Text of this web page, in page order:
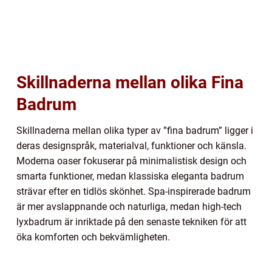
Skillnaderna mellan olika Fina
Badrum
Skillnaderna mellan olika typer av ”fina badrum” ligger i
deras designspråk, materialval, funktioner och känsla.
Moderna oaser fokuserar på minimalistisk design och
smarta funktioner, medan klassiska eleganta badrum
strävar efter en tidlös skönhet. Spa-inspirerade badrum
är mer avslappnande och naturliga, medan high-tech
lyxbadrum är inriktade på den senaste tekniken för att
öka komforten och bekvämligheten.